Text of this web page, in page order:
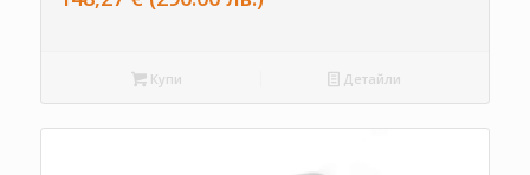
Купи Детайли